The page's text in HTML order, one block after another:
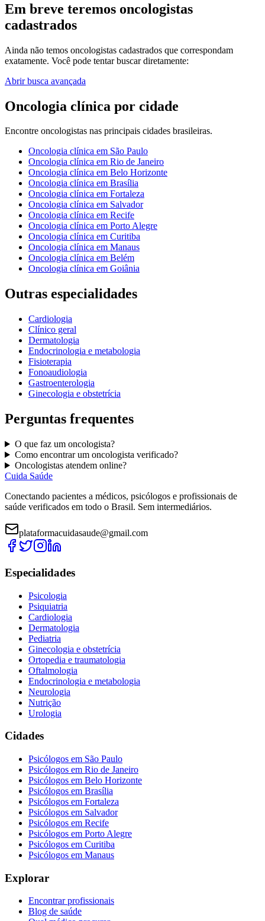
Em breve teremos oncologistas
cadastrados
Ainda não temos oncologistas cadastrados que correspondam
exatamente. Você pode tentar buscar diretamente:
Abrir busca avançada
Oncologia clínica por cidade
Encontre oncologistas nas principais cidades brasileiras.
Oncologia clínica em São Paulo
Oncologia clínica em Rio de Janeiro
Oncologia clínica em Belo Horizonte
Oncologia clínica em Brasília
Oncologia clínica em Fortaleza
Oncologia clínica em Salvador
Oncologia clínica em Recife
Oncologia clínica em Porto Alegre
Oncologia clínica em Curitiba
Oncologia clínica em Manaus
Oncologia clínica em Belém
Oncologia clínica em Goiânia
Outras especialidades
Cardiologia
Clínico geral
Dermatologia
Endocrinologia e metabologia
Fisioterapia
Fonoaudiologia
Gastroenterologia
Ginecologia e obstetrícia
Perguntas frequentes
O que faz um oncologista?
Como encontrar um oncologista verificado?
Oncologistasatendem online?
Cuida Saúde
Conectando pacientes a médicos, psicólogos e profissionais de
saúde verificados em todo o Brasil. Sem intermediários.
plataformacuidasaude@gmail.com
Especialidades
Psicologia
Psiquiatria
Cardiologia
Dermatologia
Pediatria
Ginecologia e obstetrícia
Ortopedia e traumatologia
Oftalmologia
Endocrinologia e metabologia
Neurologia
Nutrição
Urologia
Cidades
Psicólogos em São Paulo
Psicólogos em Rio de Janeiro
Psicólogos em Belo Horizonte
Psicólogos em Brasília
Psicólogos em Fortaleza
Psicólogos em Salvador
Psicólogos em Recife
Psicólogos em Porto Alegre
Psicólogos em Curitiba
Psicólogos em Manaus
Explorar
Encontrar profissionais
Blog de saúde